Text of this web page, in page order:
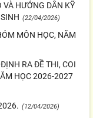
VÀ HƯỚNG DẪN KỸ
(22/04/2026)
MÔN HỌC, NĂM
RA ĐỀ THI, COI
HỌC 2026-2027
(12/04/2026)